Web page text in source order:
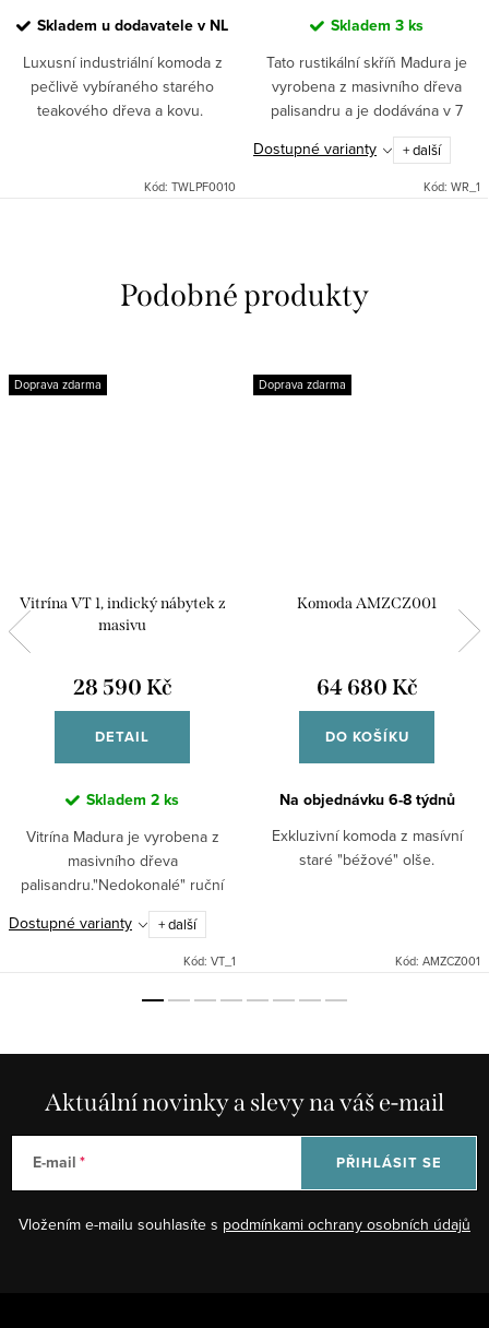
Skladem u dodavatele v NL
Luxusní industriální komoda z
pečlivě vybíraného starého
teakového dřeva a kovu.
Kód: TWLPF0010
Skladem 3 ks
Tato rustikální skříň Madura je
vyrobena z masivního dřeva
palisandru a je dodávána v 7
různých odstínech. Při
objednávce nutné
upřesnit."Nedokonalé"
Dostupné varianty + další
Kód: WR_1
Doprava zdarma
Vitrína VT 1, indický nábytek z
masivu
28 590 Kč
DETAIL
Skladem 2 ks
Vitrína Madura je vyrobena z
masivního dřeva
palisandru."Nedokonalé" ruční
opracování je předností tohoto
nábytku. Co kus, to originál!
Indický nábytek z masivu
Dostupné varianty + další
Kód: VT_1
Doprava zdarma
Komoda AMZCZ001
64 680 Kč
DO KOŠÍKU
Na objednávku 6-8 týdnů
Exkluzivní komoda z masívní
staré "béžové" olše.
Kód: AMZCZ001
Aktuální novinky a slevy na váš e-mail
E-mail
Vložením e-mailu souhlasíte s podmínkami ochrany osobních údajů
PŘIHLÁSIT SE